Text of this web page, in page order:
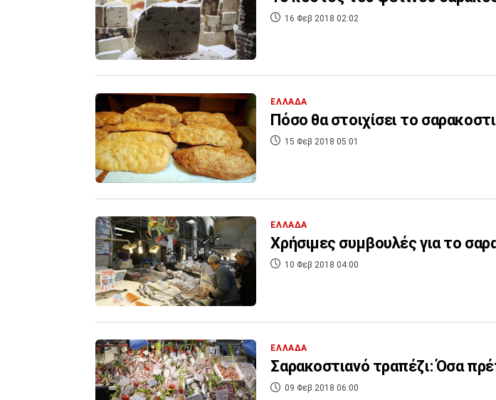
16 Φεβ 2018 02:02
ΕΛΛΑΔΑ
Πόσο θα στοιχίσει το
15 Φεβ 2018 05:01
ΕΛΛΑΔΑ
Χρήσιμες συμβουλές για το
10 Φεβ 2018 04:00
ΕΛΛΑΔΑ
Σαρακοστιανό τραπέζι: Όσα
09 Φεβ 2018 06:00